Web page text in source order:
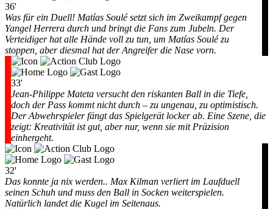
36'
Was für ein Duell! Matías Soulé setzt sich im Zweikampf gegen
Yangel Herrera durch und bringt die Fans zum Jubeln. Der
Verteidiger hat alle Hände voll zu tun, um Matías Soulé zu
stoppen, aber diesmal hat der Angreifer die Nase vorn.
33'
Jean-Philippe Mateta versucht den riskanten Ball in die Tiefe,
doch der Pass kommt nicht durch – zu ungenau, zu optimistisch.
Der Abwehrspieler fängt das Spielgerät locker ab. Eine Szene, die
zeigt: Kreativität ist gut, aber nur, wenn sie mit Präzision
einhergeht.
32'
Das konnte ja nix werden.. Max Kilman verliert im Laufduell
seinen Schuh und muss den Ball in Socken weiterspielen.
Natürlich landet die Kugel im Seitenaus.